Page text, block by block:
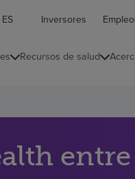
Inversores
Recursos de salud
entre